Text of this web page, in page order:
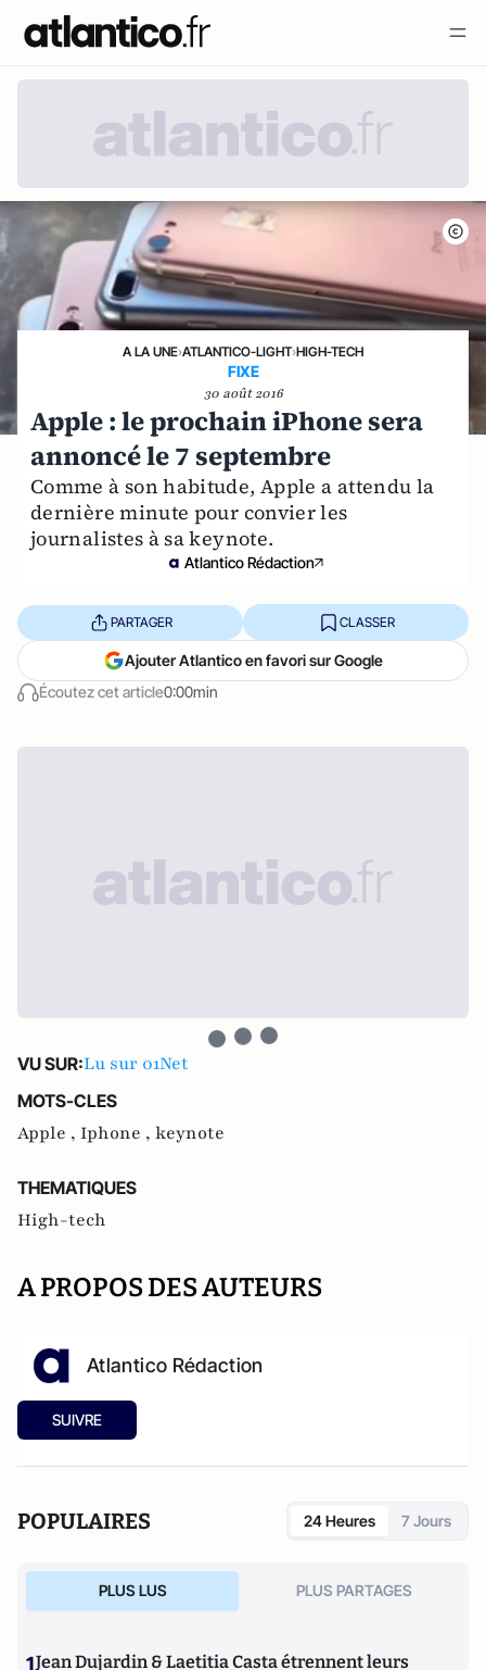
A LA UNE›ATLANTICO-LIGHT›HIGH-TECH
FIXE
30 août 2016
Apple : le prochain iPhone sera
annoncé le 7 septembre
Comme à son habitude, Apple a attendu la
dernière minute pour convier les
journalistes à sa keynote.
Atlantico Rédaction
Écoutez cet article0:00min
PARTAGER CLASSER
Ajouter Atlantico en favori sur Google
VU SUR:Lu sur 01Net
MOTS-CLES
Apple , Iphone , keynote
THEMATIQUES
High-tech
A PROPOS DES AUTEURS
Atlantico Rédaction
SUIVRE
POPULAIRES 24 Heures 7 Jours
PLUS LUS PLUS PARTAGES
1Jean Dujardin & Laetitia Casta étrennent leurs